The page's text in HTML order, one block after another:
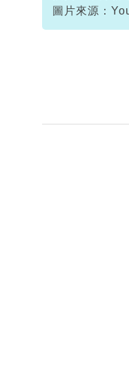
圖片來源：
資料或影片來